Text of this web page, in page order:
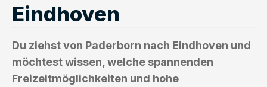
Eindhoven
Du ziehst von Paderborn nach Eindhoven und
möchtest wissen, welche spannenden
Freizeitmöglichkeiten und hohe